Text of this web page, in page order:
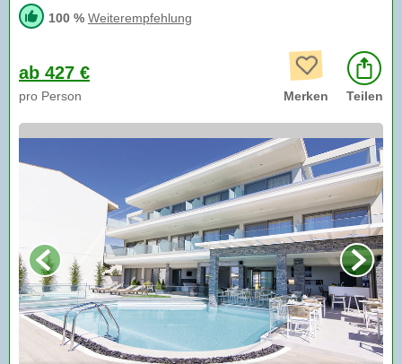
100 % Weiterempfehlung
ab 427 €
pro Person Merken Teilen